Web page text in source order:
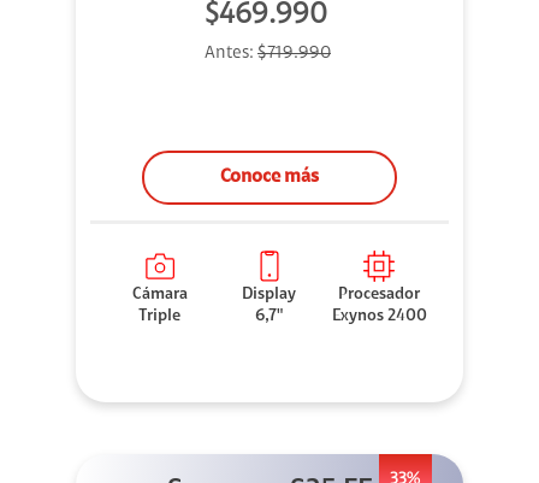
$469.990
Antes: $719.990
Conoce más
Cámara
Triple
Display
6,7"
Procesador
Exynos 2400